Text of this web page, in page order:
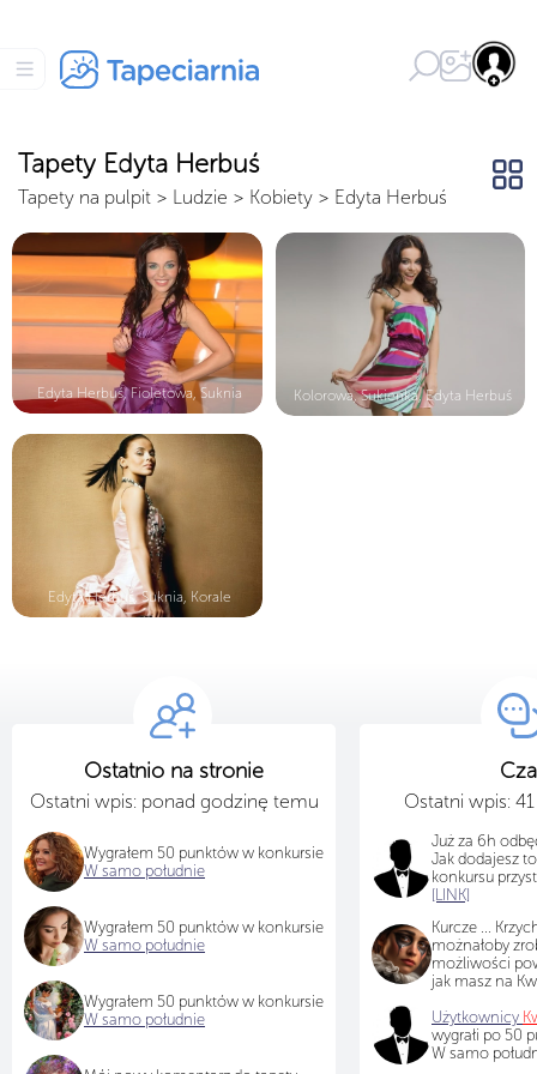
Tapety Edyta Herbuś
Tapety na pulpit > Ludzie > Kobiety > Edyta Herbuś
Edyta Herbuś, Fioletowa, Suknia Kolorowa, Sukienka, Edyta Herbuś
Edyta Herbuś, Suknia, Korale
Ostatnio na stronie
Ostatni wpis: ponad godzinę temu
Wygrałem 50 punktów w konkursie
W samo południe
Wygrałem 50 punktów w konkursie
W samo południe
Wygrałem 50 punktów w konkursie
W samo południe
Ostatni wpis:
Już za 6h
Jak dodajesz
konkursu
[LINK]
Kurcze ...
możnałoby
możliwości
jak masz na
Użytkownicy
wygrałi po 50
W samo